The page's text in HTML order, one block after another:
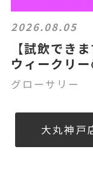
2026.08.05
【試飲でき
ウィークリ
グローサリー
大丸神戸